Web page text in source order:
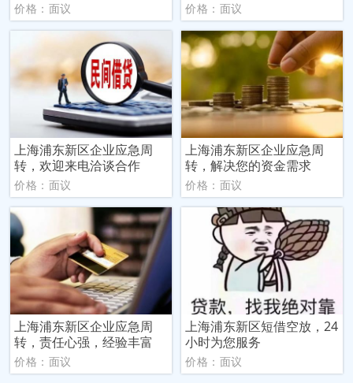
价格：面议 价格：面议
上海浦东新区企业应急周
转，欢迎来电洽谈合作
价格：面议
上海浦东新区企业应急周
转，解决您的资金需求
价格：面议
上海浦东新区企业应急周
转，责任心强，经验丰富
价格：面议
上海浦东新区短借空放，24
小时为您服务
价格：面议